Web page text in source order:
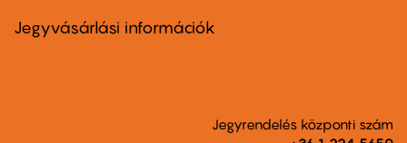
second
Jegyvásárlási információk
Jegyrendelés központi szám